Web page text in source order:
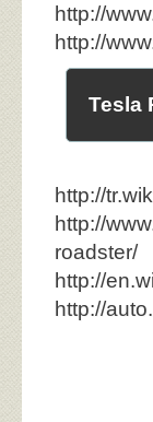
http://
http://
Tesla
http://
http://
roadster/
http://
http://